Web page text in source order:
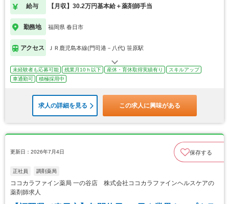
給与 【月収】30.2万円基本給＋薬剤師手当
勤務地 福岡県 春日市
アクセス ＪＲ鹿児島本線(門司港－八代) 笹原駅
未経験者も応募可能 残業月10ｈ以下 産休・育休取得実績有り
スキルアップ
車通勤可
積極採用中
求人の詳細を見る この求人に興味がある
更新日：2026年7月4日 保存する
正社員 調剤薬局
ココカラファイン薬局 一の谷店 株式会社ココカラファインヘルスケアの
薬剤師求人